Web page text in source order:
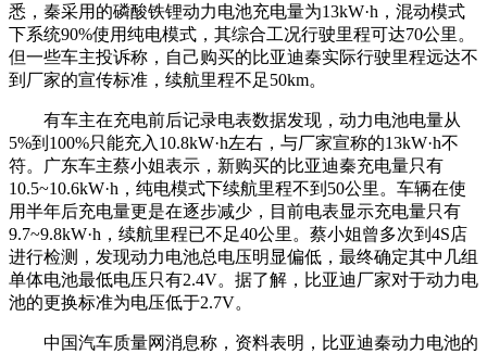
悉，秦采用的磷酸铁锂动力电池充电量为13kW·h，混动模式
下系统90%使用纯电模式，其综合工况行驶里程可达70公里。
但一些车主投诉称，自己购买的比亚迪秦实际行驶里程远达不
到厂家的宣传标准，续航里程不足50km。
有车主在充电前后记录电表数据发现，动力电池电量从
5%到100%只能充入10.8kW·h左右，与厂家宣称的13kW·h不
符。广东车主蔡小姐表示，新购买的比亚迪秦充电量只有
10.5~10.6kW·h，纯电模式下续航里程不到50公里。车辆在使
用半年后充电量更是在逐步减少，目前电表显示充电量只有
9.7~9.8kW·h，续航里程已不足40公里。蔡小姐曾多次到4S店
进行检测，发现动力电池总电压明显偏低，最终确定其中几组
单体电池最低电压只有2.4V。据了解，比亚迪厂家对于动力电
池的更换标准为电压低于2.7V。
中国汽车质量网消息称，资料表明，比亚迪秦动力电池的